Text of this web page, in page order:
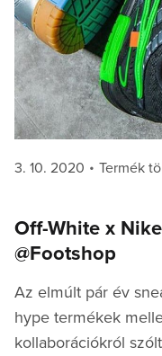
Posted
3. 10. 2020 Termék
Off-White x
@Footshop
Az elmúlt pár év
hype termékek
kollaborációkról